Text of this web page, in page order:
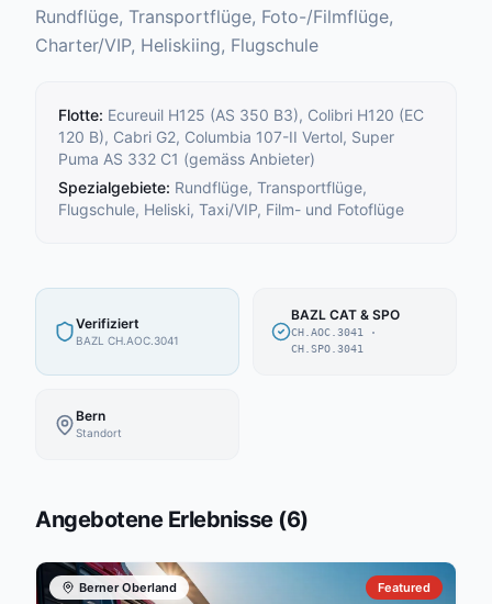
Rundflüge, Transportflüge, Foto-/Filmflüge,
Charter/VIP, Heliskiing, Flugschule
Flotte: Ecureuil H125 (AS 350 B3), Colibri H120 (EC
120 B), Cabri G2, Columbia 107-II Vertol, Super
Puma AS 332 C1 (gemäss Anbieter)
Spezialgebiete: Rundflüge, Transportflüge,
Flugschule, Heliski, Taxi/VIP, Film- und Fotoflüge
Verifiziert
BAZL CH.AOC.3041
BAZL CAT & SPO
CH.AOC.3041
·
CH.SPO.3041
Bern
Standort
Angebotene Erlebnisse(6)
Berner Oberland Featured